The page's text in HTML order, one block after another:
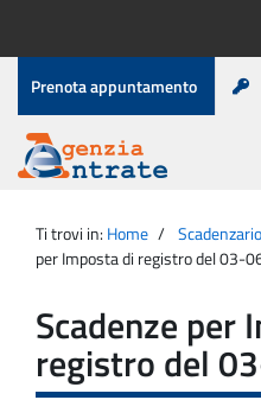
contenuto
Menu
di
servizio
Prenota appuntamento
Agenzia
Entrate
principale
Ti trovi in: Home
per Imposta di registro del 03-
Scadenze per
registro del